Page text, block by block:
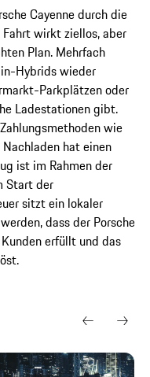
Cayenne durch die
Fahrt wirkt ziellos, aber
Plan. Mehrfach
Hybrids wieder
Parkplätzen oder
Ladestationen gibt.
wie
hat einen
ist im Rahmen der
Start der
sitzt ein lokaler
dass der Porsche
erfüllt und das